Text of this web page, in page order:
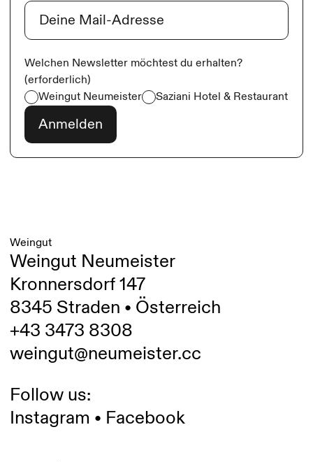
E-Mail
Welchen Newsletter möchtest du erhalten?
(erforderlich)
Weingut Neumeister
Saziani Hotel & Restaurant
Weingut
Weingut Neumeister
Kronnersdorf 147
8345 Straden • Österreich
+43 3473 8308
weingut@neumeister.cc
Follow us:
Instagram • Facebook